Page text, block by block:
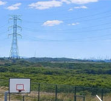
重塑 高雄旗津輪渡
效抗憂鬱鼻噴劑 24
生水資再生廠環教館
！」穆閩珠自掏腰包
25歲「準醫學生」靠
落實防颱整備
首5日運量增24%周